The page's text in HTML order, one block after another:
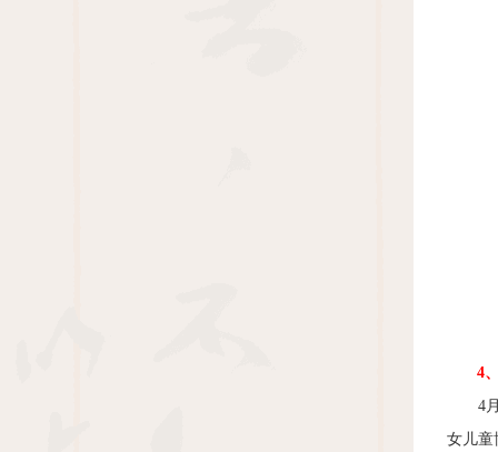
4
4
女儿童